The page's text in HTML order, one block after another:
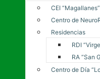
CEI
Centro de
Residencias
RDI
RA “San
Centro de Día